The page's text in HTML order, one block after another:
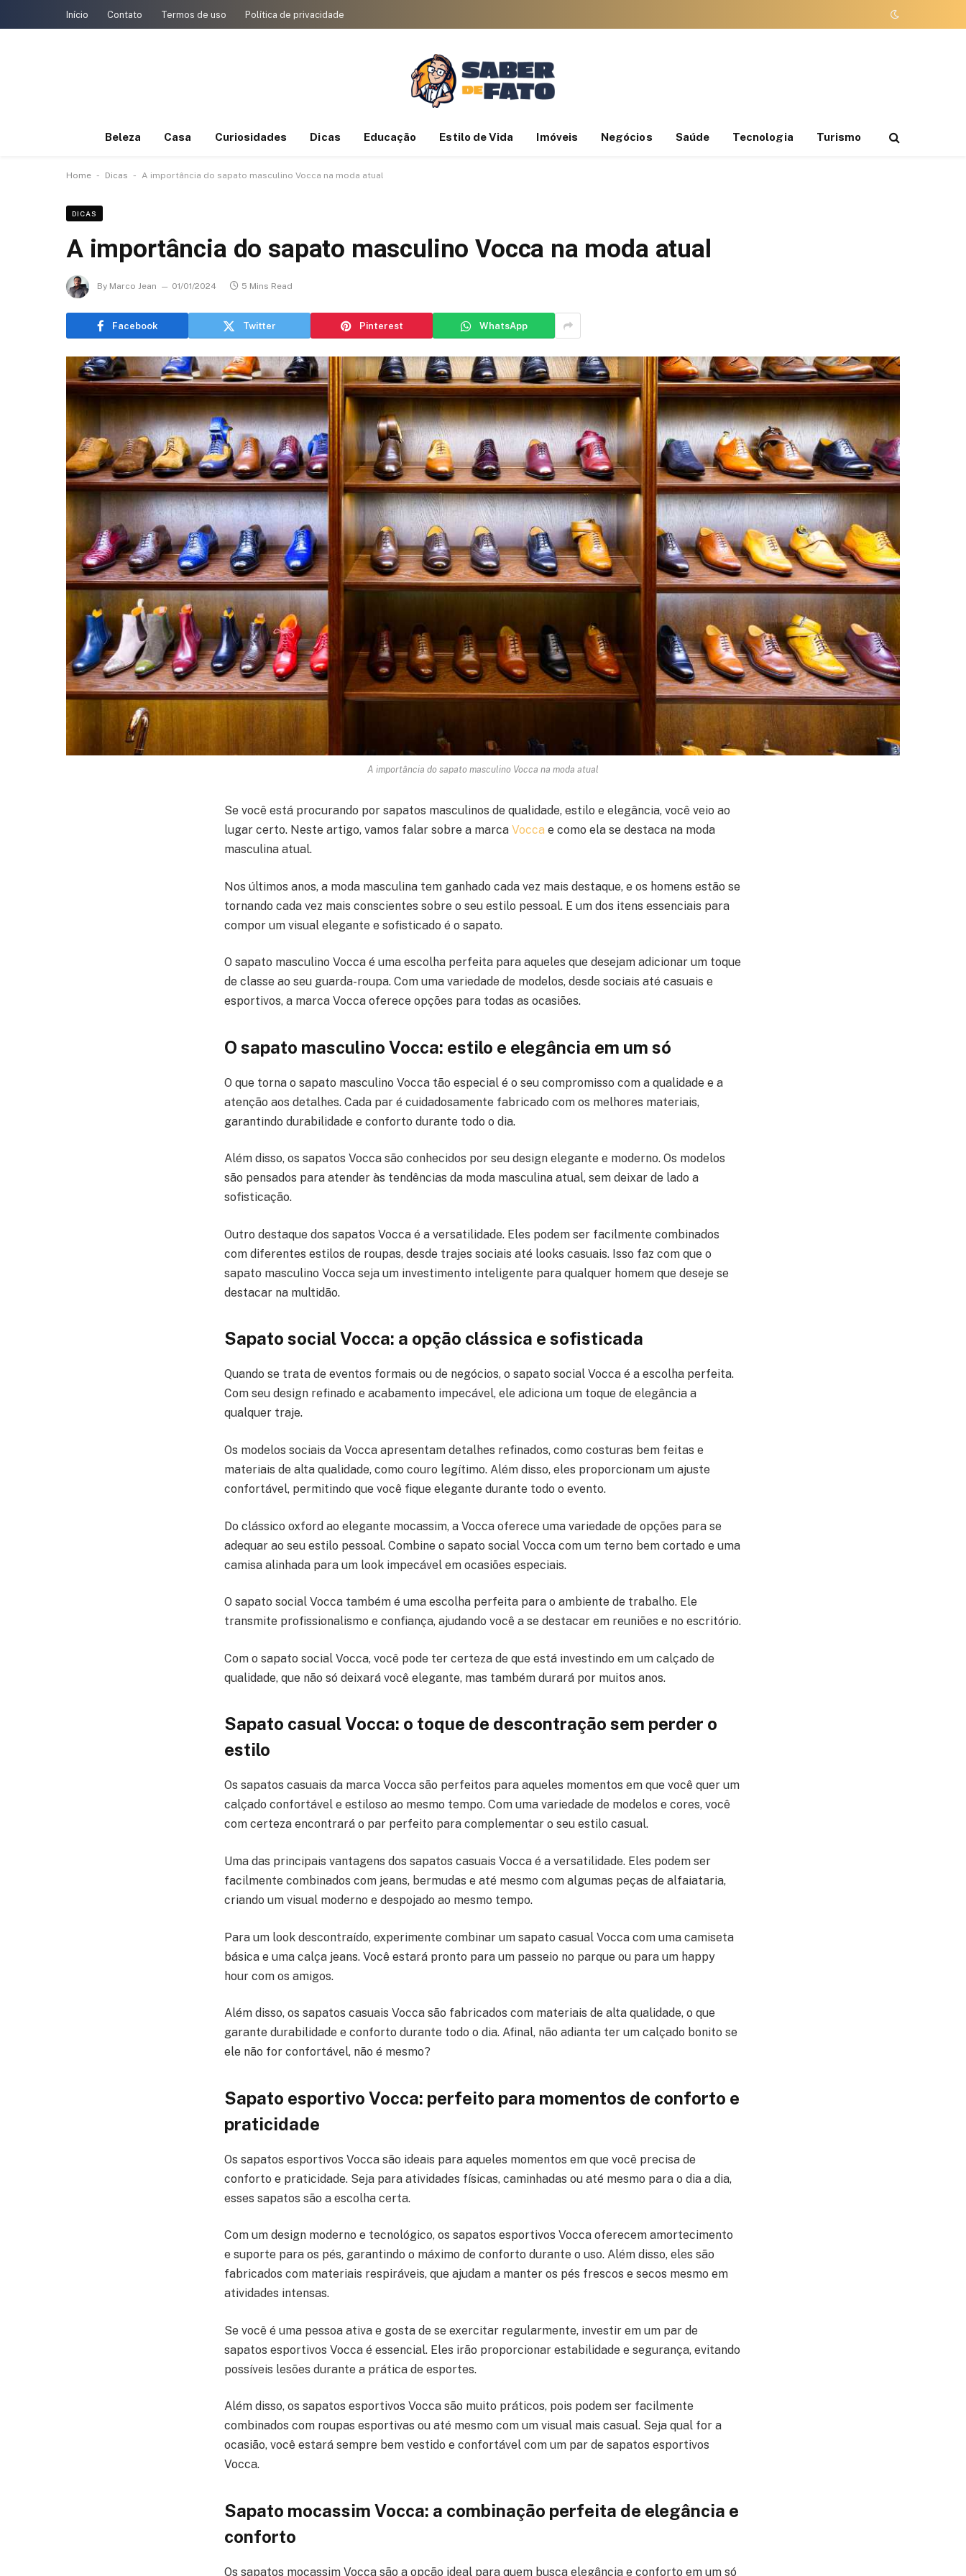
Início Contato Termos de uso Política de privacidade
Beleza Casa Curiosidades Dicas Educação Estilo de Vida Imóveis Negócios Saúde Tecnologia Turismo
Home - Dicas - A importância do sapato masculino Vocca na moda atual
DICAS
A importância do sapato masculino Vocca na moda atual
By Marco Jean 01/01/2024 5 Mins Read
Facebook Twitter Pinterest WhatsApp
A importância do sapato masculino Vocca na moda atual
Se você está procurando por sapatos masculinos de qualidade, estilo e elegância, você veio ao
lugar certo. Neste artigo, vamos falar sobre a marca Vocca e como ela se destaca na moda
masculina atual.
Nos últimos anos, a moda masculina tem ganhado cada vez mais destaque, e os homens estão se
tornando cada vez mais conscientes sobre o seu estilo pessoal. E um dos itens essenciais para
compor um visual elegante e sofisticado é o sapato.
O sapato masculino Vocca é uma escolha perfeita para aqueles que desejam adicionar um toque
de classe ao seu guarda-roupa. Com uma variedade de modelos, desde sociais até casuais e
esportivos, a marca Vocca oferece opções para todas as ocasiões.
O sapato masculino Vocca: estilo e elegância em um só
O que torna o sapato masculino Vocca tão especial é o seu compromisso com a qualidade e a
atenção aos detalhes. Cada par é cuidadosamente fabricado com os melhores materiais,
garantindo durabilidade e conforto durante todo o dia.
Além disso, os sapatos Vocca são conhecidos por seu design elegante e moderno. Os modelos
são pensados para atender às tendências da moda masculina atual, sem deixar de lado a
sofisticação.
Outro destaque dos sapatos Vocca é a versatilidade. Eles podem ser facilmente combinados
com diferentes estilos de roupas, desde trajes sociais até looks casuais. Isso faz com que o
sapato masculino Vocca seja um investimento inteligente para qualquer homem que deseje se
destacar na multidão.
Sapato social Vocca: a opção clássica e sofisticada
Quando se trata de eventos formais ou de negócios, o sapato social Vocca é a escolha perfeita.
Com seu design refinado e acabamento impecável, ele adiciona um toque de elegância a
qualquer traje.
Os modelos sociais da Vocca apresentam detalhes refinados, como costuras bem feitas e
materiais de alta qualidade, como couro legítimo. Além disso, eles proporcionam um ajuste
confortável, permitindo que você fique elegante durante todo o evento.
Do clássico oxford ao elegante mocassim, a Vocca oferece uma variedade de opções para se
adequar ao seu estilo pessoal. Combine o sapato social Vocca com um terno bem cortado e uma
camisa alinhada para um look impecável em ocasiões especiais.
O sapato social Vocca também é uma escolha perfeita para o ambiente de trabalho. Ele
transmite profissionalismo e confiança, ajudando você a se destacar em reuniões e no escritório.
Com o sapato social Vocca, você pode ter certeza de que está investindo em um calçado de
qualidade, que não só deixará você elegante, mas também durará por muitos anos.
Sapato casual Vocca: o toque de descontração sem perder o
estilo
Os sapatos casuais da marca Vocca são perfeitos para aqueles momentos em que você quer um
calçado confortável e estiloso ao mesmo tempo. Com uma variedade de modelos e cores, você
com certeza encontrará o par perfeito para complementar o seu estilo casual.
Uma das principais vantagens dos sapatos casuais Vocca é a versatilidade. Eles podem ser
facilmente combinados com jeans, bermudas e até mesmo com algumas peças de alfaiataria,
criando um visual moderno e despojado ao mesmo tempo.
Para um look descontraído, experimente combinar um sapato casual Vocca com uma camiseta
básica e uma calça jeans. Você estará pronto para um passeio no parque ou para um happy
hour com os amigos.
Além disso, os sapatos casuais Vocca são fabricados com materiais de alta qualidade, o que
garante durabilidade e conforto durante todo o dia. Afinal, não adianta ter um calçado bonito se
ele não for confortável, não é mesmo?
Sapato esportivo Vocca: perfeito para momentos de conforto e
praticidade
Os sapatos esportivos Vocca são ideais para aqueles momentos em que você precisa de
conforto e praticidade. Seja para atividades físicas, caminhadas ou até mesmo para o dia a dia,
esses sapatos são a escolha certa.
Com um design moderno e tecnológico, os sapatos esportivos Vocca oferecem amortecimento
e suporte para os pés, garantindo o máximo de conforto durante o uso. Além disso, eles são
fabricados com materiais respiráveis, que ajudam a manter os pés frescos e secos mesmo em
atividades intensas.
Se você é uma pessoa ativa e gosta de se exercitar regularmente, investir em um par de
sapatos esportivos Vocca é essencial. Eles irão proporcionar estabilidade e segurança, evitando
possíveis lesões durante a prática de esportes.
Além disso, os sapatos esportivos Vocca são muito práticos, pois podem ser facilmente
combinados com roupas esportivas ou até mesmo com um visual mais casual. Seja qual for a
ocasião, você estará sempre bem vestido e confortável com um par de sapatos esportivos
Vocca.
Sapato mocassim Vocca: a combinação perfeita de elegância e
conforto
Os sapatos mocassim Vocca são a opção ideal para quem busca elegância e conforto em um só